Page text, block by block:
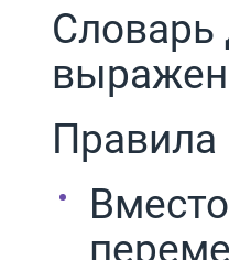
Словарь
Правила
Вместо